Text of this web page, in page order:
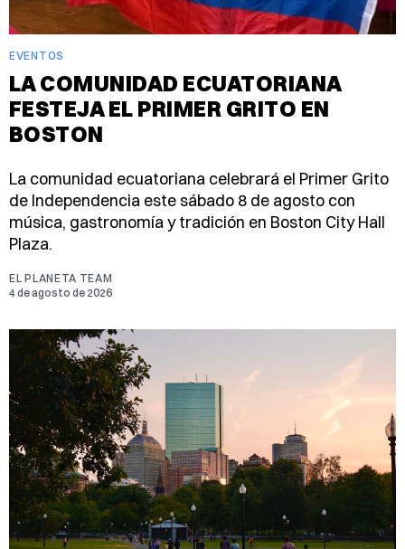
EVENTOS
LA COMUNIDAD ECUATORIANA
FESTEJA EL PRIMER GRITO EN
BOSTON
La comunidad ecuatoriana celebrará el Primer Grito
de Independencia este sábado 8 de agosto con
música, gastronomía y tradición en Boston City Hall
Plaza.
EL PLANETA TEAM
4 de agosto de 2026